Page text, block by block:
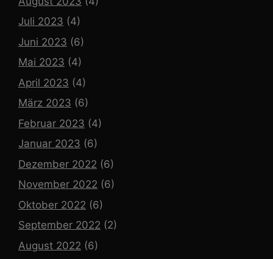
Juli 2023 (4)
Juni 2023 (6)
Mai 2023 (4)
April 2023 (4)
März 2023 (6)
Februar 2023 (4)
Januar 2023 (6)
Dezember 2022 (6)
November 2022 (6)
Oktober 2022 (6)
September 2022 (2)
August 2022 (6)